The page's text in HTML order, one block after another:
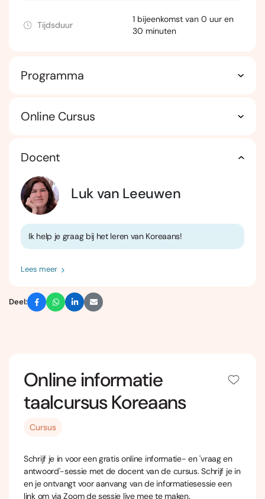
Online informatie
taalcursus Koreaans
Cursus
Schrijf je in voor een gratis online informatie- en 'vraag en
antwoord'-sessie met de docent van de cursus. Schrijf je in
en je ontvangt voor aanvang van de informatiesessie een
link om via Zoom de sessie live mee te maken.
Tijdsduur
1 bijeenkomst van 0 uur en
30 minuten
Programma
Online Cursus
Docent
Luk van Leeuwen
Ik help je graag bij het leren van Koreaans!
Lees meer
Deel: